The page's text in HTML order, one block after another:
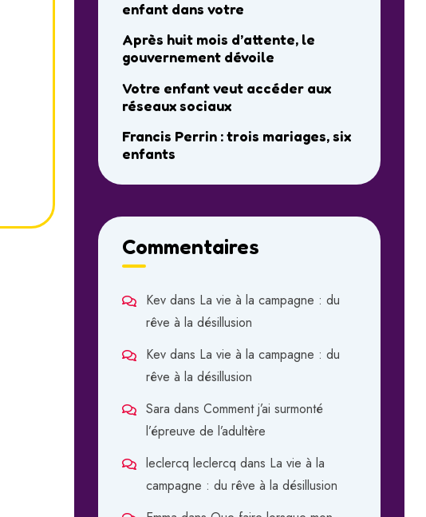
enfant dans votre
Après huit mois d’attente, le
gouvernement dévoile
Votre enfant veut accéder aux
réseaux sociaux
Francis Perrin : trois mariages, six
enfants
Commentaires
Kev dans La vie à la campagne : du
rêve à la désillusion
Kev dans La vie à la campagne : du
rêve à la désillusion
Sara dans Comment j’ai surmonté
l’épreuve de l’adultère
leclercq leclercq dans La vie à la
campagne : du rêve à la désillusion